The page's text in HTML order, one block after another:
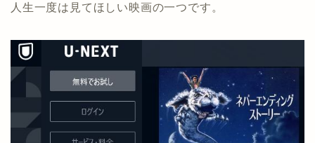
人生一度は見てほしい映画の一つです。